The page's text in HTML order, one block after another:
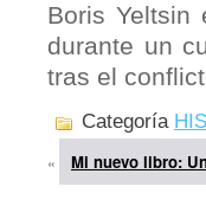
Boris Yeltsin
durante un
tras el
Categoría
«
Mi nuevo libro: